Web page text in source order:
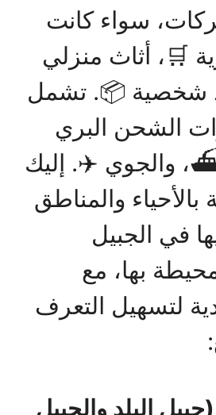
سواء كانت
🛒، أثاث منزلي
شخصية 📦. تشمل
الشحن البري
والجوي ✈️. إليك
والمناطق
في الجبيل
بها، مع
لتسهيل التعرف
البلد والجبيل